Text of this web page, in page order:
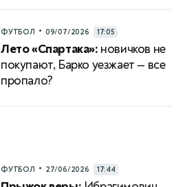
ФУТБОЛ • 09/07/2026 17:05
Лето «Спартака»: новичков не
покупают, Барко уезжает — все
пропало?
ФУТБОЛ • 27/06/2026 17:44